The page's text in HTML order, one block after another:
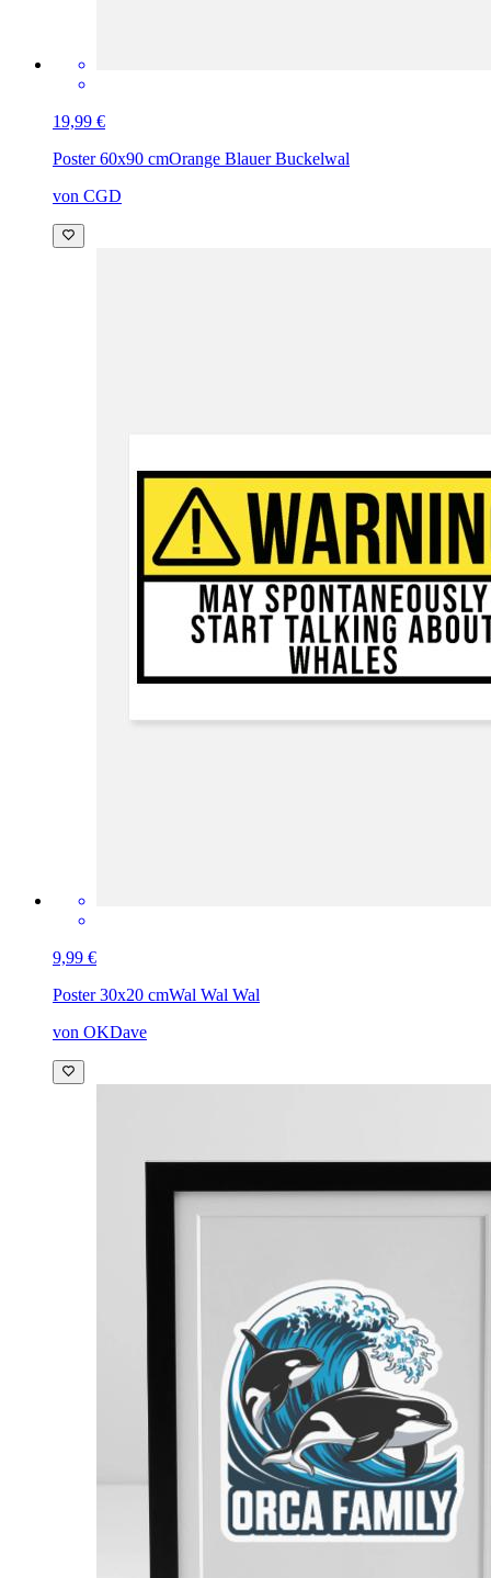
19,99 €
Poster 60x90 cmOrange Blauer Buckelwal
von CGD
9,99 €
Poster 30x20 cmWal Wal Wal
von OKDave